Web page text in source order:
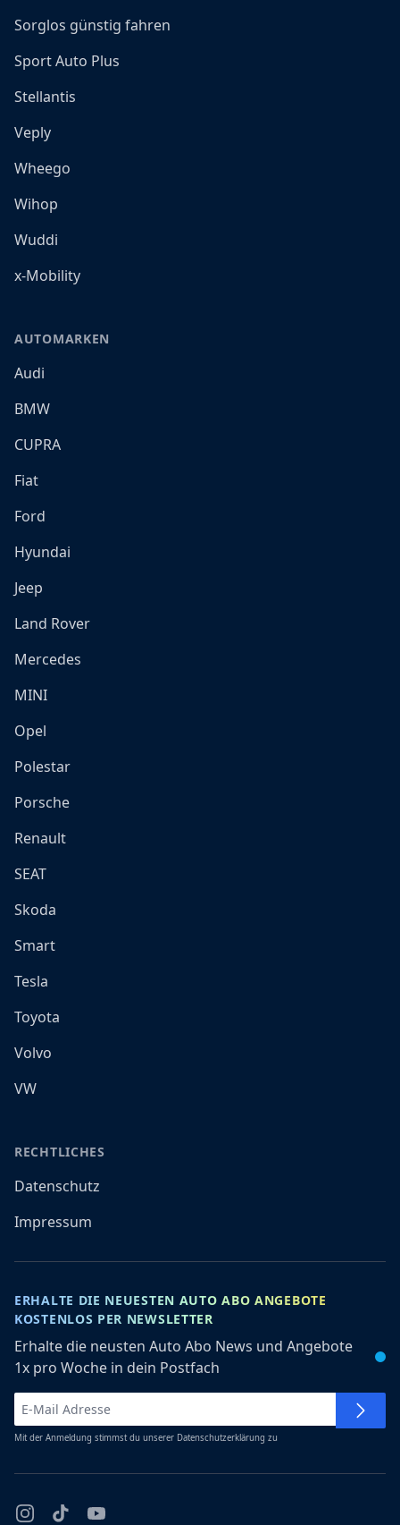
Sorglos günstig fahren
Sport Auto Plus
Stellantis
Veply
Wheego
Wihop
Wuddi
x-Mobility
AUTOMARKEN
Audi
BMW
CUPRA
Fiat
Ford
Hyundai
Jeep
Land Rover
Mercedes
MINI
Opel
Polestar
Porsche
Renault
SEAT
Skoda
Smart
Tesla
Toyota
Volvo
VW
RECHTLICHES
Datenschutz
Impressum
ERHALTE DIE NEUESTEN AUTO ABO ANGEBOTE
KOSTENLOS PER NEWSLETTER
Erhalte die neusten Auto Abo News und Angebote
1x pro Woche in dein Postfach
Mit der Anmeldung stimmst du unserer Datenschutzerklärung zu
InstagramTikTokYouTube